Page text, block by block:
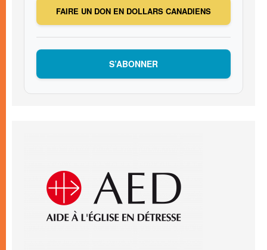
FAIRE UN DON EN DOLLARS CANADIENS
S’ABONNER